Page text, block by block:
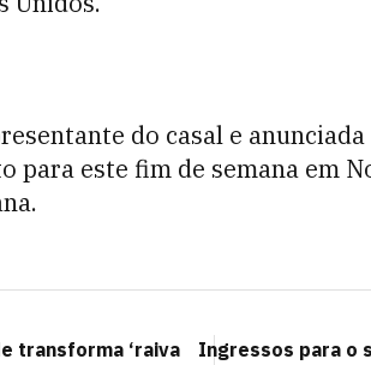
do casal e anunciada
para este fim de semana em
transforma ‘raiva
Ingressos para o